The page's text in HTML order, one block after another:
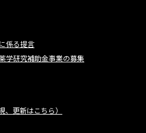
係る提言
学研究補助金事業の募集
、更新はこちら）